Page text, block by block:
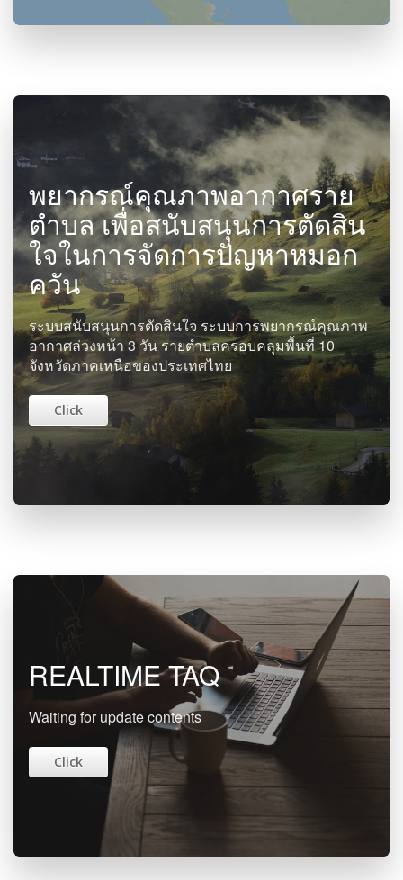
พยากรณ์คุณภาพอากาศราย
ตำบล เพื่อสนับสนุนการตัดสิน
ใจในการจัดการปัญหาหมอก
ควัน
ระบบสนับสนุนการตัดสินใจ ระบบการพยากรณ์คุณภาพ
อากาศล่วงหน้า 3 วัน รายตำบลครอบคลุมพื้นที่ 10
จังหวัดภาคเหนือของประเทศไทย
Click
REALTIME TAQ
Waiting for update contents
Click